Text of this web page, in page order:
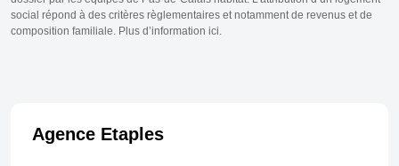
social répond à des critères règlementaires et notamment de revenus et de
composition familiale. Plus d’information ici.
Agence Etaples